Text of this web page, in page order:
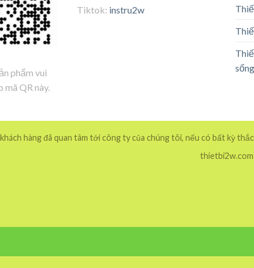
phẩm vui
mã QR này.
Tiktok: instru2w
sống
hàng đã quan tâm tới công ty của chúng tôi, nếu có bất kỳ
thietbi2w.com